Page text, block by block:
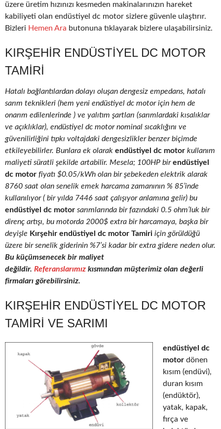
üzere üretim hızınızı kesmeden makinalarınızın hareket
kabiliyeti olan endüstiyel dc motor sizlere güvenle ulaştırır.
Bizleri Hemen Ara butonuna tıklayarak bizlere ulaşabilirsiniz.
KIRŞEHIR ENDÜSTIYEL DC MOTOR
TAMIRI
Hatalı bağlantılardan dolayı oluşan dengesiz empedans, hatalı
sarım teknikleri (hem yeni endüstiyel dc motor için hem de
onarım edilenlerinde ) ve yalıtım şartları (sarımlardaki kısalıklar
ve açıklıklar), endüstiyel dc motor nominal sıcaklığını ve
güvenilirliğini tıpkı voltajdaki dengesizlikler benzer biçimde
etkileyebilirler. Bunlara ek olarak endüstiyel dc motor kullanım
maliyeti süratli şekilde artabilir. Mesela; 100HP birendüstiyel
dc motor fiyatı $0.05/kWh olan bir şebekeden elektrik alarak
8760 saat olan senelik emek harcama zamanının % 85’inde
kullanılıyor ( bir yılda 7446 saat çalışıyor anlamına gelir) bu
endüstiyel dc motor sarımlarında bir fazındaki 0.5 ohm’luk bir
direnç artışı, bu motorda 2000$ extra bir harcamaya, başka bir
deyişle Kırşehir endüstiyel dc motor Tamiri için görüldüğü
üzere bir senelik giderinin %7’si kadar bir extra gidere neden olur.
Bu küçümsenecek bir maliyet
değildir. Referanslarımız kısmından müşterimiz olan değerli
firmaları görebilirsiniz.
KIRŞEHIR ENDÜSTIYEL DC MOTOR
TAMIRI VE SARIMI
endüstiyel dc
motor dönen
kısım (endüvi),
duran kısım
(endüktör),
yatak, kapak,
fırça ve